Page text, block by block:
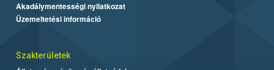
Akadálymentességi nyilatkozat
Üzemeltetési információ
Szakterületek